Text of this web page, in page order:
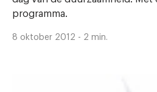
programma.
8 oktober 2012 - 2 min.